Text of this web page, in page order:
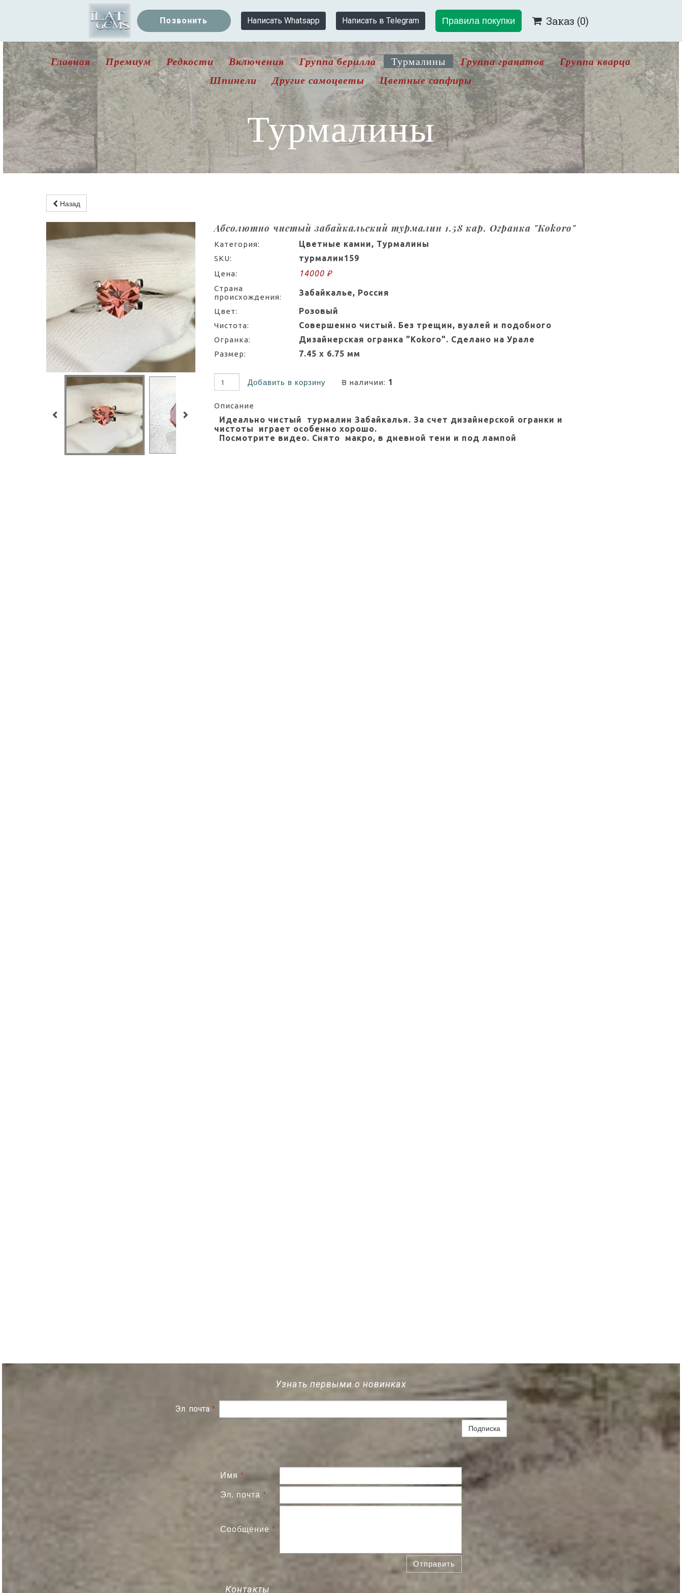
Позвонить Написать Whatsapp Написать в Telegram Правила покупки  Заказ (0)
Главная Премиум Редкости Включения Группа берилла Турмалины Группа гранатов
Группа кварца
Шпинели
Другие самоцветы Цветные сапфиры
Турмалины
Назад
Абсолютно чистый забайкальский турмалин 1.58 кар. Огранка "Kokoro"
Категория: Цветные камни, Турмалины
SKU: турмалин159
Цена: 14000 ₽
Страна
происхождения:
Забайкалье, Россия
Цвет: Розовый
Чистота: Совершенно чистый. Без трещин, вуалей и подобного
Огранка: Дизайнерская огранка "Kokoro". Сделано на Урале
Размер: 7.45 х 6.75 мм
Добавить в корзину В наличии: 1
Описание
Идеально чистый турмалин Забайкалья. За счет дизайнерской огранки и
чистоты играет особенно хорошо.
Посмотрите видео. Снято макро, в дневной тени и под лампой
Узнать первыми о новинках
Эл. почта*
Подписка
Имя *
Эл. почта *
Сообщение *
Отправить
Контакты